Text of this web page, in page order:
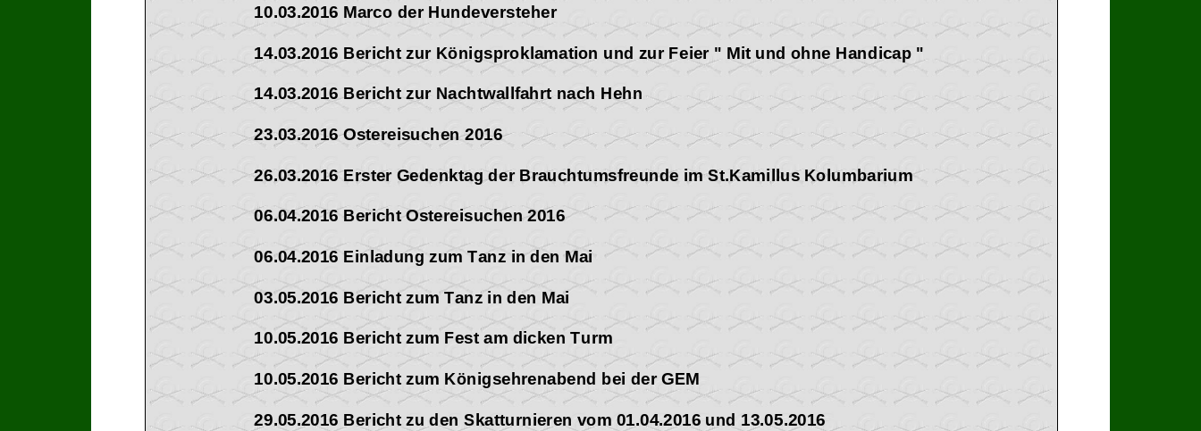
10.03.2016 Marco der Hundeversteher
14.03.2016 Bericht zur Königsproklamation und zur Feier " Mit und ohne Handicap "
14.03.2016 Bericht zur Nachtwallfahrt nach Hehn
23.03.2016 Ostereisuchen 2016
26.03.2016 Erster Gedenktag der Brauchtumsfreunde im St.Kamillus Kolumbarium
06.04.2016 Bericht Ostereisuchen 2016
06.04.2016 Einladung zum Tanz in den Mai
03.05.2016 Bericht zum Tanz in den Mai
10.05.2016 Bericht zum Fest am dicken Turm
10.05.2016 Bericht zum Königsehrenabend bei der GEM
29.05.2016 Bericht zu den Skatturnieren vom 01.04.2016 und 13.05.2016